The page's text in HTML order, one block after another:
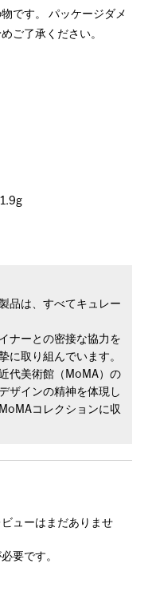
です。 パッケージダメ
ご了承ください。
品は、すべてキュレー
ナーとの密接な協力を
に取り組んでいます。
代美術館（MoMA）の
ザインの精神を体現し
コレクションに収
ューはまだありませ
要です。